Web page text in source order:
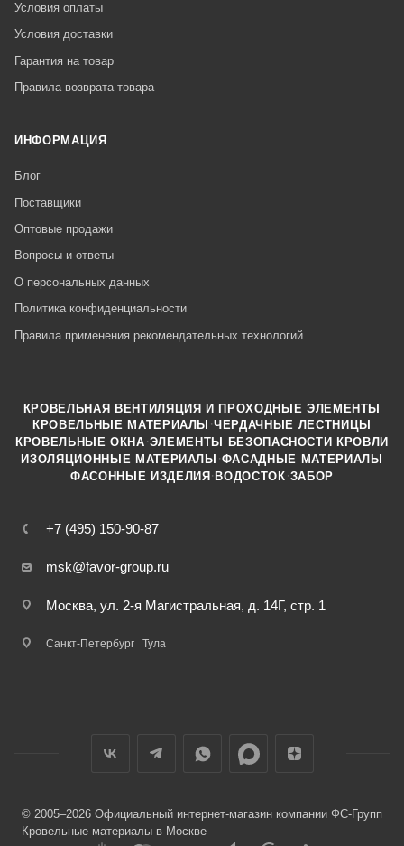
Условия оплаты
Условия доставки
Гарантия на товар
Правила возврата товара
ИНФОРМАЦИЯ
Блог
Поставщики
Оптовые продажи
Вопросы и ответы
О персональных данных
Политика конфиденциальности
Правила применения рекомендательных технологий
+7 (495) 150-90-87
msk@favor-group.ru
Москва, ул. 2-я Магистральная, д. 14Г, стр. 1
Санкт-Петербург Тула
КРОВЕЛЬНАЯ ВЕНТИЛЯЦИЯ И ПРОХОДНЫЕ ЭЛЕМЕНТЫ
КРОВЕЛЬНЫЕ МАТЕРИАЛЫ ·ЧЕРДАЧНЫЕ ЛЕСТНИЦЫ
КРОВЕЛЬНЫЕ ОКНА ·ЭЛЕМЕНТЫ БЕЗОПАСНОСТИ КРОВЛИ
ИЗОЛЯЦИОННЫЕ МАТЕРИАЛЫ ·ФАСАДНЫЕ МАТЕРИАЛЫ
ФАСОННЫЕ ИЗДЕЛИЯ·ВОДОСТОК ·ЗАБОР
© 2005–2026 Официальный интернет-магазин компании ФС-Групп
Кровельные материалы в Москве